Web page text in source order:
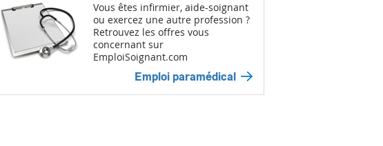
Vous êtes infirmier, aide-soignant
ou exercez une autre profession ?
Retrouvez les offres vous
concernant sur
EmploiSoignant.com
Emploi paramédical